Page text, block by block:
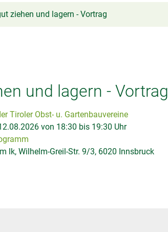
ziehen und lagern - Vortrag
und lagern - Vortrag
Tiroler Obst- u. Gartenbauvereine
von 18:30 bis 19:30 Uhr
lk, Wilhelm-Greil-Str. 9/3, 6020 Innsbruck